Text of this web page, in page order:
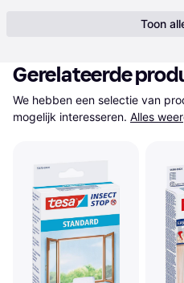
Toon
Gerelateerde
We hebben een selectie van
mogelijk interesseren. Alles